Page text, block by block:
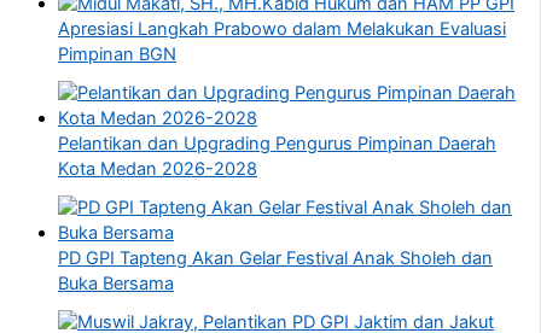
Apresiasi Langkah Prabowo dalam Melakukan Evaluasi
Pimpinan BGN
Pelantikan dan Upgrading Pengurus Pimpinan Daerah
Kota Medan 2026-2028
PD GPI Tapteng Akan Gelar Festival Anak Sholeh dan
Buka Bersama